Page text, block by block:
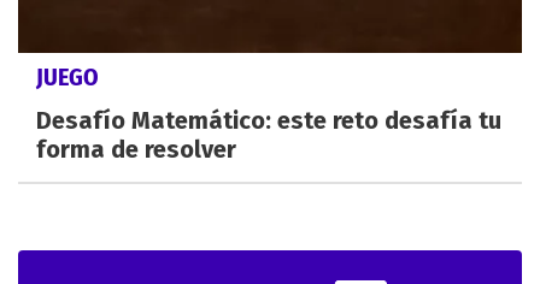
JUEGO
Desafío Matemático: este reto desafía tu
forma de resolver